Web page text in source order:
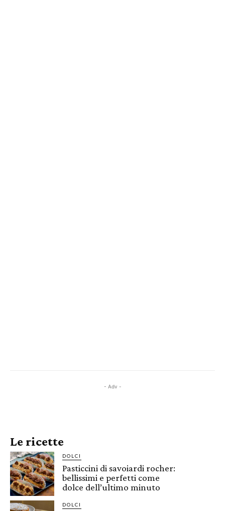
- Adv -
Le ricette
DOLCI
Pasticcini di savoiardi rocher:
bellissimi e perfetti come
dolce dell’ultimo minuto
DOLCI